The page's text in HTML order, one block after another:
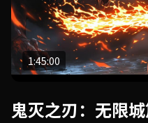
1:45:00
鬼灭之刃：无限